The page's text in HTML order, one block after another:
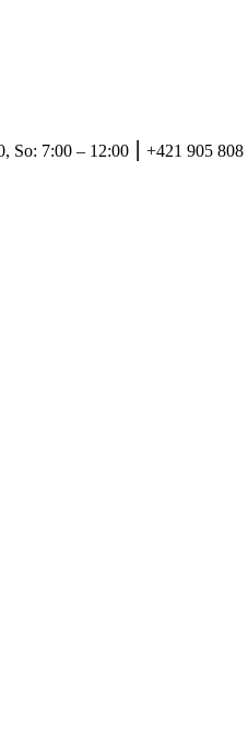
So: 7:00 – 12:00 ⎮ +421 905 808